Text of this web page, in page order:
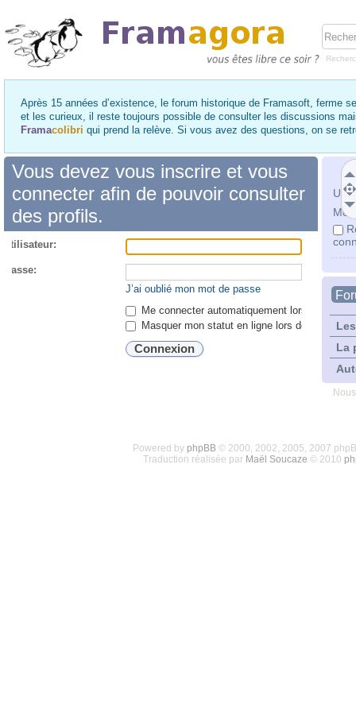
Après 15 années d’existence, le forum historique de Framasoft, ferme
et les curieux, il reste toujours possible de consulter les discussions
Framacolibri qui prend la relève. Si vous avez des questions, on se
Mot
La
Vous devez vous inscrire et vous
connecter afin de pouvoir consulter
des profils.
passe:
J’ai oublié mon mot de passe
Me connecter automatiquement lors de
Masquer mon statut en ligne lors de cette
Powered by phpBB© 2000, 2002, 2005, 2007
Traduction réalisée par Maël Soucaze © 2010